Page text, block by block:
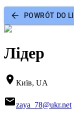
POWRÓT DO
Лідер
Київ, UA
zaya_78@ukr.net